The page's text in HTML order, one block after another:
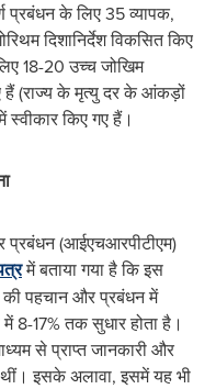
प्रबंधन के लिए 35 व्यापक,
दिशानिर्देश विकसित किए
18-20 उच्च जोखिम
हैं (राज्य के मृत्यु दर के आंकड़ों
स्वीकार किए गए हैं।
प्रबंधन (आईएचआरपीटीएम)
में बताया गया है कि इस
की पहचान और प्रबंधन में
8-17% तक सुधार होता है।
से प्राप्त जानकारी और
इसके अलावा, इसमें यह भी